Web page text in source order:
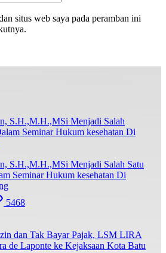
situs web saya pada peramban ini
S.H.,M.H.,MSi Menjadi Salah Satu
Seminar Hukum kesehatan Di
5468
dan Tak Bayar Pajak, LSM LIRA
de Laponte ke Kejaksaan Kota Batu